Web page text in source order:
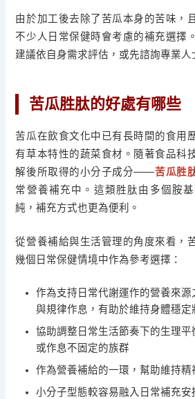
由於加工後去除了苦瓜本身的苦味，
不少人日常保健時會考慮的補充選擇
建議依自身需求評估，或先諮詢專業人
苦瓜胜肽的好處有哪些
苦瓜在飲食文化中已有長時間的食用
有草本特性的蔬菜食材。隨著食品科
解後所取得的小分子成分——苦瓜胜
常營養補充中。這類胜肽由多個胺
純，補充方式也更為便利。
從營養補給與生活管理的角度來看，
幾個日常保健情境中作為參考選擇：
作為支持日常代謝運作的營養來
與規律作息，有助於維持身體穩定
協助調整日常生活節奏下的生理
或作息不固定的族群
作為營養補給的一環，幫助維持精
小分子型態較容易融入日常補充